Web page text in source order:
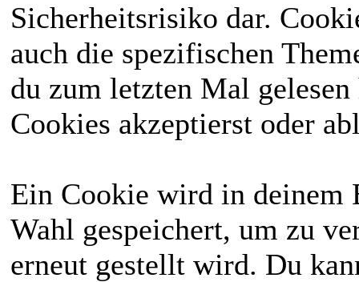
Sicherheitsrisiko dar.
auch die spezifischen
du zum letzten Mal
Cookies akzeptierst oder
Ein Cookie wird in deinem
Wahl gespeichert, um zu
erneut gestellt wird. Du